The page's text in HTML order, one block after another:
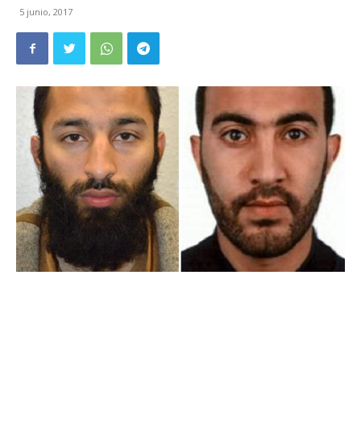
5 junio, 2017